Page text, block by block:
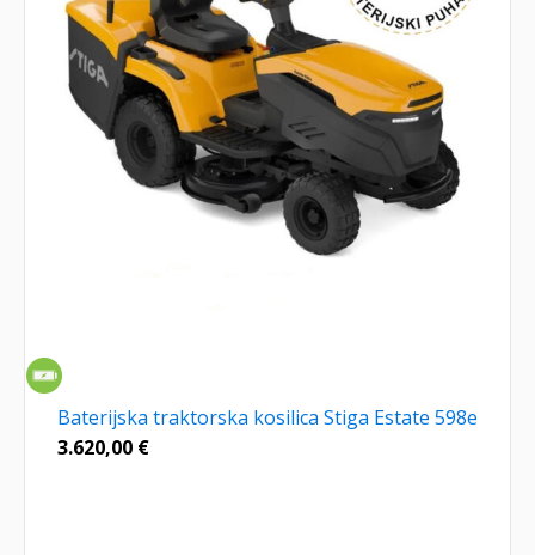
Baterijska traktorska kosilica Stiga Estate 598e
3.620,00 €